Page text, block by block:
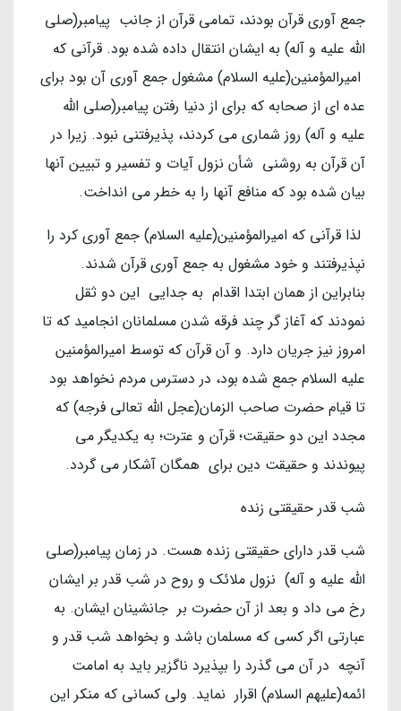
جمع آوری قرآن بودند، تمامی قرآن از جانب پیامبر(صلی
الله علیه و آله) به ایشان انتقال داده شده بود. قرآنی که
امیرالمؤمنین(علیه السلام) مشغول جمع آوری آن بود برای
عده ای از صحابه که برای از دنیا رفتن پیامبر(صلی الله
علیه و آله) روز شماری می کردند، پذیرفتنی نبود. زیرا در
آن قرآن به روشنی شأن نزول آیات و تفسیر و تبیین آنها
بیان شده بود که منافع آنها را به خطر می انداخت.
لذا قرآنی که امیرالمؤمنین(علیه السلام) جمع آوری کرد را
نپذیرفتند و خود مشغول به جمع آوری قرآن شدند.
بنابراین از همان ابتدا اقدام به جدایی این دو ثقل
نمودند که آغاز گر چند فرقه شدن مسلمانان انجامید که تا
امروز نیز جریان دارد. و آن قرآن که توسط امیرالمؤمنین
علیه السلام جمع شده بود، در دسترس مردم نخواهد بود
تا قیام حضرت صاحب الزمان(عجل الله تعالی فرجه) که
مجدد این دو حقیقت؛ قرآن و عترت؛ به یکدیگر می
پیوندند و حقیقت دین برای همگان آشکار می گردد.
شب قدر حقیقتی زنده
شب قدر دارای حقیقتی زنده هست. در زمان پیامبر(صلی
الله علیه و آله) نزول ملائک و روح در شب قدر بر ایشان
رخ می داد و بعد از آن حضرت بر جانشینان ایشان. به
عبارتی اگر کسی که مسلمان باشد و بخواهد شب قدر و
آنچه در آن می گذرد را بپذیرد ناگزیر باید به امامت
ائمه(علیهم السلام) اقرار نماید. ولی کسانی که منکر این